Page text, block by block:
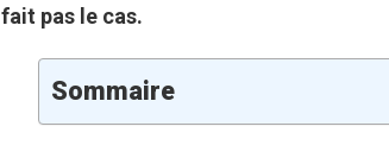
fait pas le cas.
Sommaire